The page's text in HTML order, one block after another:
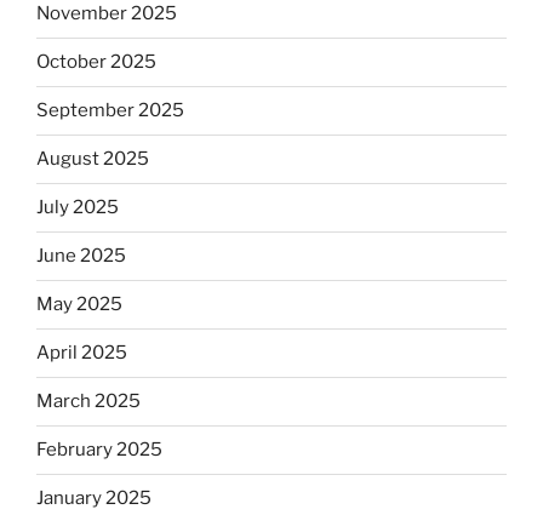
November 2025
October 2025
September 2025
August 2025
July 2025
June 2025
May 2025
April 2025
March 2025
February 2025
January 2025